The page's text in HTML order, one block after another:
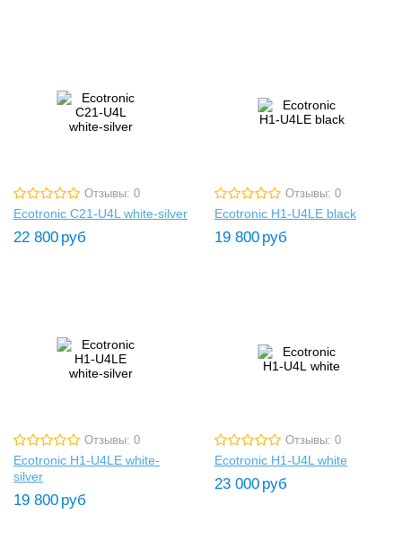
Отзывы: 0
Ecotronic C21-U4L white-silver
22 800 руб
Отзывы: 0
Ecotronic H1-U4LE black
19 800 руб
Отзывы: 0
Ecotronic H1-U4LE white-
silver
19 800 руб
Отзывы: 0
Ecotronic H1-U4L white
23 000 руб